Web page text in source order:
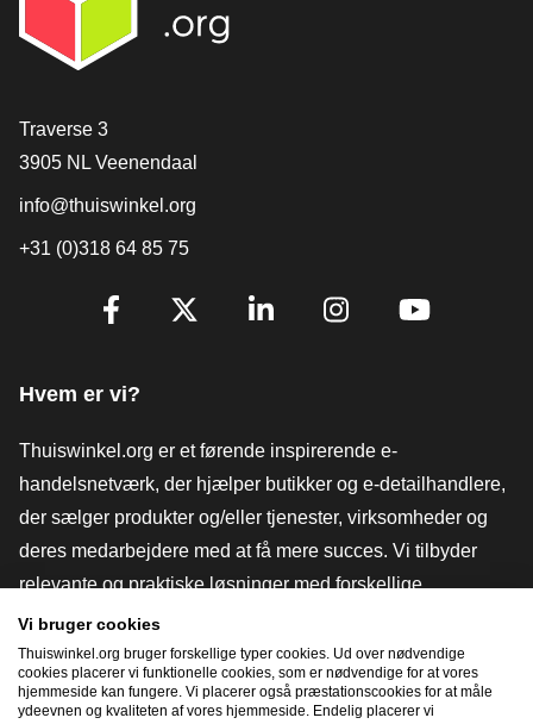
[_General:Contact]
Traverse 3
3905 NL Veenendaal
info@thuiswinkel.org
+31 (0)318 64 85 75
[_General:SocialMediaTitle]
Hvem er vi?
Thuiswinkel.org er et førende inspirerende e-
handelsnetværk, der hjælper butikker og e-detailhandlere,
der sælger produkter og/eller tjenester, virksomheder og
deres medarbejdere med at få mere succes. Vi tilbyder
relevante og praktiske løsninger med forskellige
tillidsmærker, Thuiswinkel-anmeldelser, juridiske værktøjer
og rådgivning, fortalervirksomhed, markedsundersøgelser
og har vores egen uddannelsesplatform, Thuiswinkel e-
Academy.
Vi bruger cookies
Thuiswinkel.org bruger forskellige typer cookies. Ud over nødvendige
cookies placerer vi funktionelle cookies, som er nødvendige for at vores
hjemmeside kan fungere. Vi placerer også præstationscookies for at måle
ydeevnen og kvaliteten af ​​vores hjemmeside. Endelig placerer vi